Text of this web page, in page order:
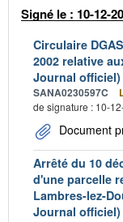
Signé le : 10-12-
Circulaire
2002 relative
Journal officiel)
SANA0230597C
de signature : 10-
Document
Arrêté du 10
d'une parcelle
Lambres-lez-
Journal officiel)